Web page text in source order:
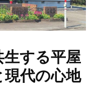
する平屋
代の心地